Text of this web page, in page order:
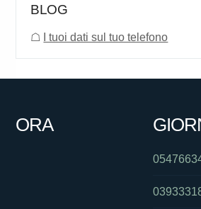
BLOG
☖ I tuoi dati sul tuo telefono
ORA